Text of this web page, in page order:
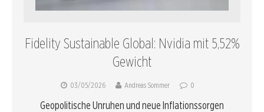
Fidelity Sustainable Global: Nvidia mit 5,52%
Gewicht
03/05/2026 Andreas Sommer 0
Geopolitische Unruhen und neue Inflationssorgen